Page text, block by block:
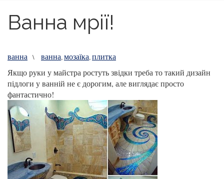
Ванна мрії!
ванна \ ванна,мозаїка,плитка
Якщо руки у майстра ростуть звідки треба то такий дизайн
підлоги у ванній не є дорогим, але виглядає просто
фантастично!